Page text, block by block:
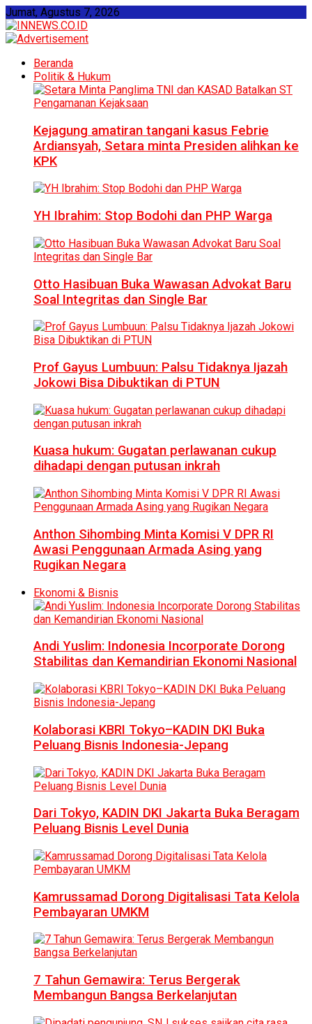
Jumat, Agustus 7, 2026
Beranda
Politik & Hukum
Kejagung amatiran tangani kasus Febrie
Ardiansyah, Setara minta Presiden alihkan ke
KPK
YH Ibrahim: Stop Bodohi dan PHP Warga
Otto Hasibuan Buka Wawasan Advokat Baru
Soal Integritas dan Single Bar
Prof Gayus Lumbuun: Palsu Tidaknya Ijazah
Jokowi Bisa Dibuktikan di PTUN
Kuasa hukum: Gugatan perlawanan cukup
dihadapi dengan putusan inkrah
Anthon Sihombing Minta Komisi V DPR RI
Awasi Penggunaan Armada Asing yang
Rugikan Negara
Ekonomi & Bisnis
Andi Yuslim: Indonesia Incorporate Dorong
Stabilitas dan Kemandirian Ekonomi Nasional
Kolaborasi KBRI Tokyo–KADIN DKI Buka
Peluang Bisnis Indonesia-Jepang
Dari Tokyo, KADIN DKI Jakarta Buka Beragam
Peluang Bisnis Level Dunia
Kamrussamad Dorong Digitalisasi Tata Kelola
Pembayaran UMKM
7 Tahun Gemawira: Terus Bergerak
Membangun Bangsa Berkelanjutan